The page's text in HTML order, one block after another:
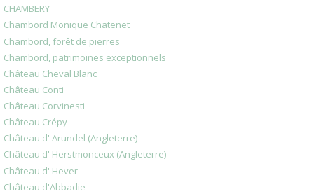
CHAMBERY
Chambord Monique Chatenet
Chambord, forêt de pierres
Chambord, patrimoines exceptionnels
Château Cheval Blanc
Château Conti
Château Corvinesti
Château Crépy
Château d' Arundel (Angleterre)
Château d' Herstmonceux (Angleterre)
Château d' Hever
Château d'Abbadie